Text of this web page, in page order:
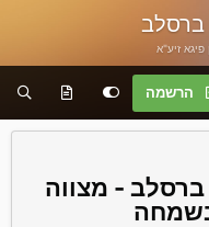
ברסלב
פיגא זיע"א
הרשמה
ברסלב - מצווה